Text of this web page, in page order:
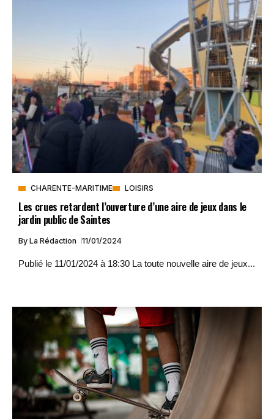
CHARENTE-MARITIME LOISIRS
Les crues retardent l’ouverture d’une aire de jeux dans le
jardin public de Saintes
By La Rédaction 11/01/2024
Publié le 11/01/2024 à 18:30 La toute nouvelle aire de jeux...